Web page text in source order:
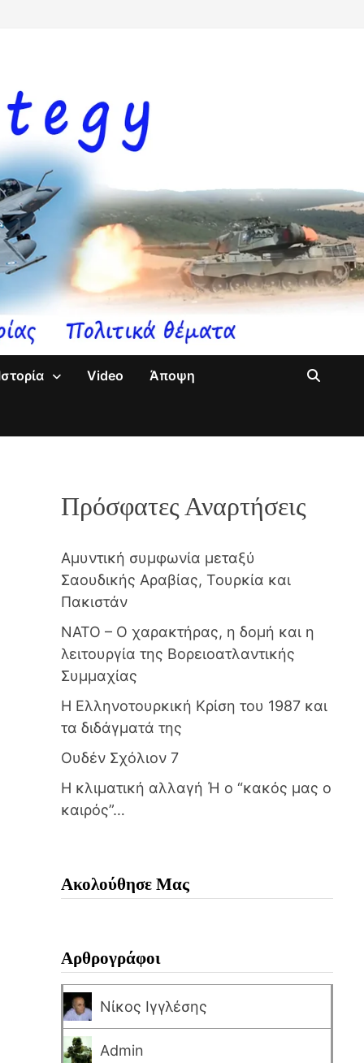
Video Άποψη
Πρόσφατες Αναρτήσεις
Αμυντική συμφωνία μεταξύ
Σαουδικής Αραβίας, Τουρκία και
Πακιστάν
NATO – Ο χαρακτήρας, η δομή και η
λειτουργία της Βορειοατλαντικής
Συμμαχίας
Η Ελληνοτουρκική Κρίση του 1987 και
τα διδάγματά της
Ουδέν Σχόλιον 7
Η κλιματική αλλαγή Ή ο “κακός μας ο
καιρός”…
Ακολούθησε Μας
Αρθρογράφοι
Νίκος Ιγγλέσης
Admin